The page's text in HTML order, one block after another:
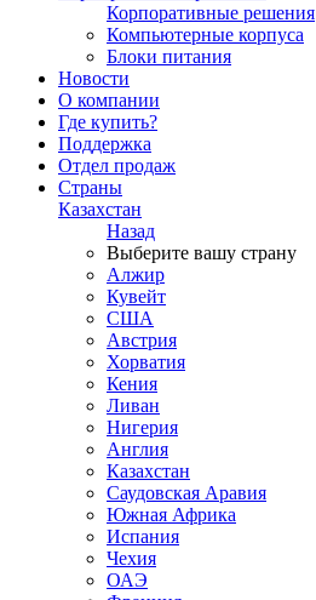
Корпоративные решения
Компьютерные корпуса
Блоки питания
Новости
О компании
Где купить?
Поддержка
Отдел продаж
Страны
Казахстан
Назад
Выберите вашу страну
Алжир
Кувейт
США
Австрия
Хорватия
Кения
Ливан
Нигерия
Англия
Казахстан
Саудовская Аравия
Южная Африка
Испания
Чехия
ОАЭ